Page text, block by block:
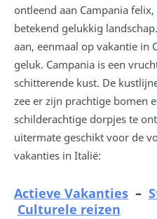
ontleend aan Campania
betekend gelukkig
aan, eenmaal op vakantie in
geluk. Campania is een
schitterende kust. De
zee er zijn prachtige bomen
schilderachtige dorpjes te
uitermate geschikt voor de
vakanties in Italië:
Actieve Vakanties –
Culturele reizen